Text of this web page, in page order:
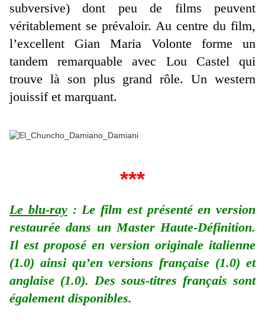
subversive) dont peu de films peuvent
véritablement se prévaloir. Au centre du film,
l’excellent Gian Maria Volonte forme un
tandem remarquable avec Lou Castel qui
trouve là son plus grand rôle. Un western
jouissif et marquant.
***
Le blu-ray: Le film est présenté en version
restaurée dans un Master Haute-Définition.
Il est proposé en version originale italienne
(1.0) ainsi qu’en versions française (1.0) et
anglaise (1.0). Des sous-titres français sont
également disponibles.